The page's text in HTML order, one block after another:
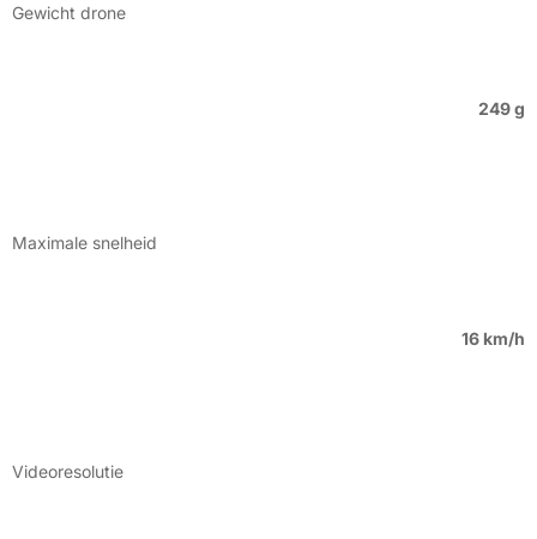
Gewicht drone
249 g
Maximale snelheid
16 km/h
Videoresolutie